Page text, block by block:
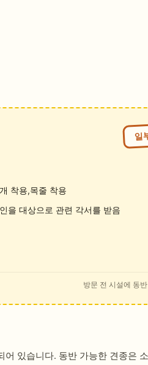
일
착용,목줄 착용
을 대상으로 관련 각서를 받음
방문 전 시설에 동
있습니다. 동반 가능한 견종은